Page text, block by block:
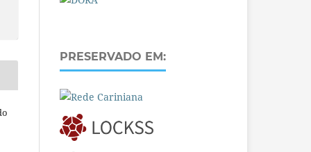
PRESERVADO EM: